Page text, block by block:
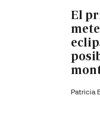
El
Patricia